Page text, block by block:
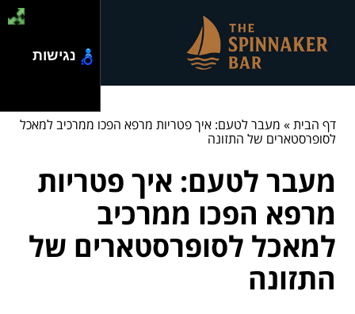
דף הבית» מעבר לטעם: איך פטריות מרפא הפכו ממרכיב למאכל
לסופרסטארים של התזונה
מעבר לטעם: איך פטריות
מרפא הפכו ממרכיב
למאכל לסופרסטארים של
התזונה
נגישות